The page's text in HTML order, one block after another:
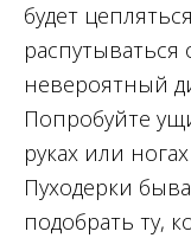
будет
невероятный
Попробуйте
руках или
Пуходерки
подобрать ту,